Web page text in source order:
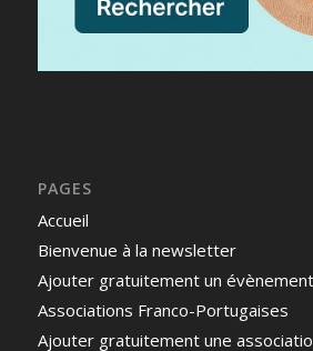
PAGES
Accueil
Bienvenue à la newsletter
Ajouter gratuitement un évènement
Associations Franco-Portugaises
Ajouter gratuitement une